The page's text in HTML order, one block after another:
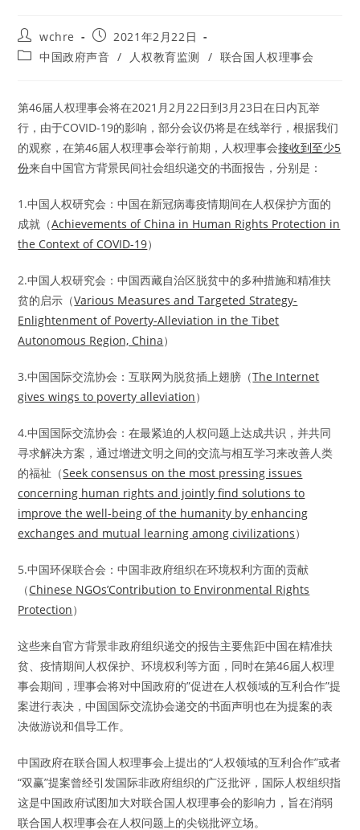
Post
author:
wchre
Post
published:
2021年2月22日
Post中国政府声音 / 人权教育监测 / 联合国人权理事会
第46届人权理事会将在2021月2月22日到3月23日在日内瓦举
行，由于COVID-19的影响，部分会议仍将是在线举行，根据我们
的观察，在第46届人权理事会举行前期，人权理事会接收到至少5
份来自中国官方背景民间社会组织递交的书面报告，分别是：
1.中国人权研究会：中国在新冠病毒疫情期间在人权保护方面的
成就（Achievements of China in Human Rights Protection in
the Context of COVID-19）
2.中国人权研究会：中国西藏自治区脱贫中的多种措施和精准扶
贫的启示（Various Measures and Targeted Strategy-
Enlightenment of Poverty-Alleviation in the Tibet
Autonomous Region, China）
3.中国国际交流协会：互联网为脱贫插上翅膀（The Internet
gives wings to poverty alleviation）
4.中国国际交流协会：在最紧迫的人权问题上达成共识，并共同
寻求解决方案，通过增进文明之间的交流与相互学习来改善人类
的福祉（Seek consensus on the most pressing issues
concerning human rights and jointly find solutions to
improve the well-being of the humanity by enhancing
exchanges and mutual learning among civilizations）
5.中国环保联合会：中国非政府组织在环境权利方面的贡献
（Chinese NGOs’Contribution to Environmental Rights
Protection）
这些来自官方背景非政府组织递交的报告主要焦距中国在精准扶
贫、疫情期间人权保护、环境权利等方面，同时在第46届人权理
事会期间，理事会将对中国政府的”促进在人权领域的互利合作”提
案进行表决，中国国际交流协会递交的书面声明也在为提案的表
决做游说和倡导工作。
中国政府在联合国人权理事会上提出的“人权领域的互利合作”或者
“双赢”提案曾经引发国际非政府组织的广泛批评，国际人权组织指
这是中国政府试图加大对联合国人权理事会的影响力，旨在消弱
联合国人权理事会在人权问题上的尖锐批评立场。